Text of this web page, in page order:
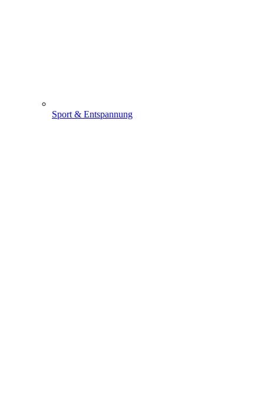
Sport & Entspannung